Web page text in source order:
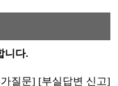
니다.
질문] [부실답변 신고]